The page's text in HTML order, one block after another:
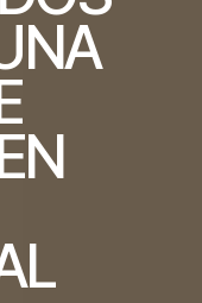
NA
N
L